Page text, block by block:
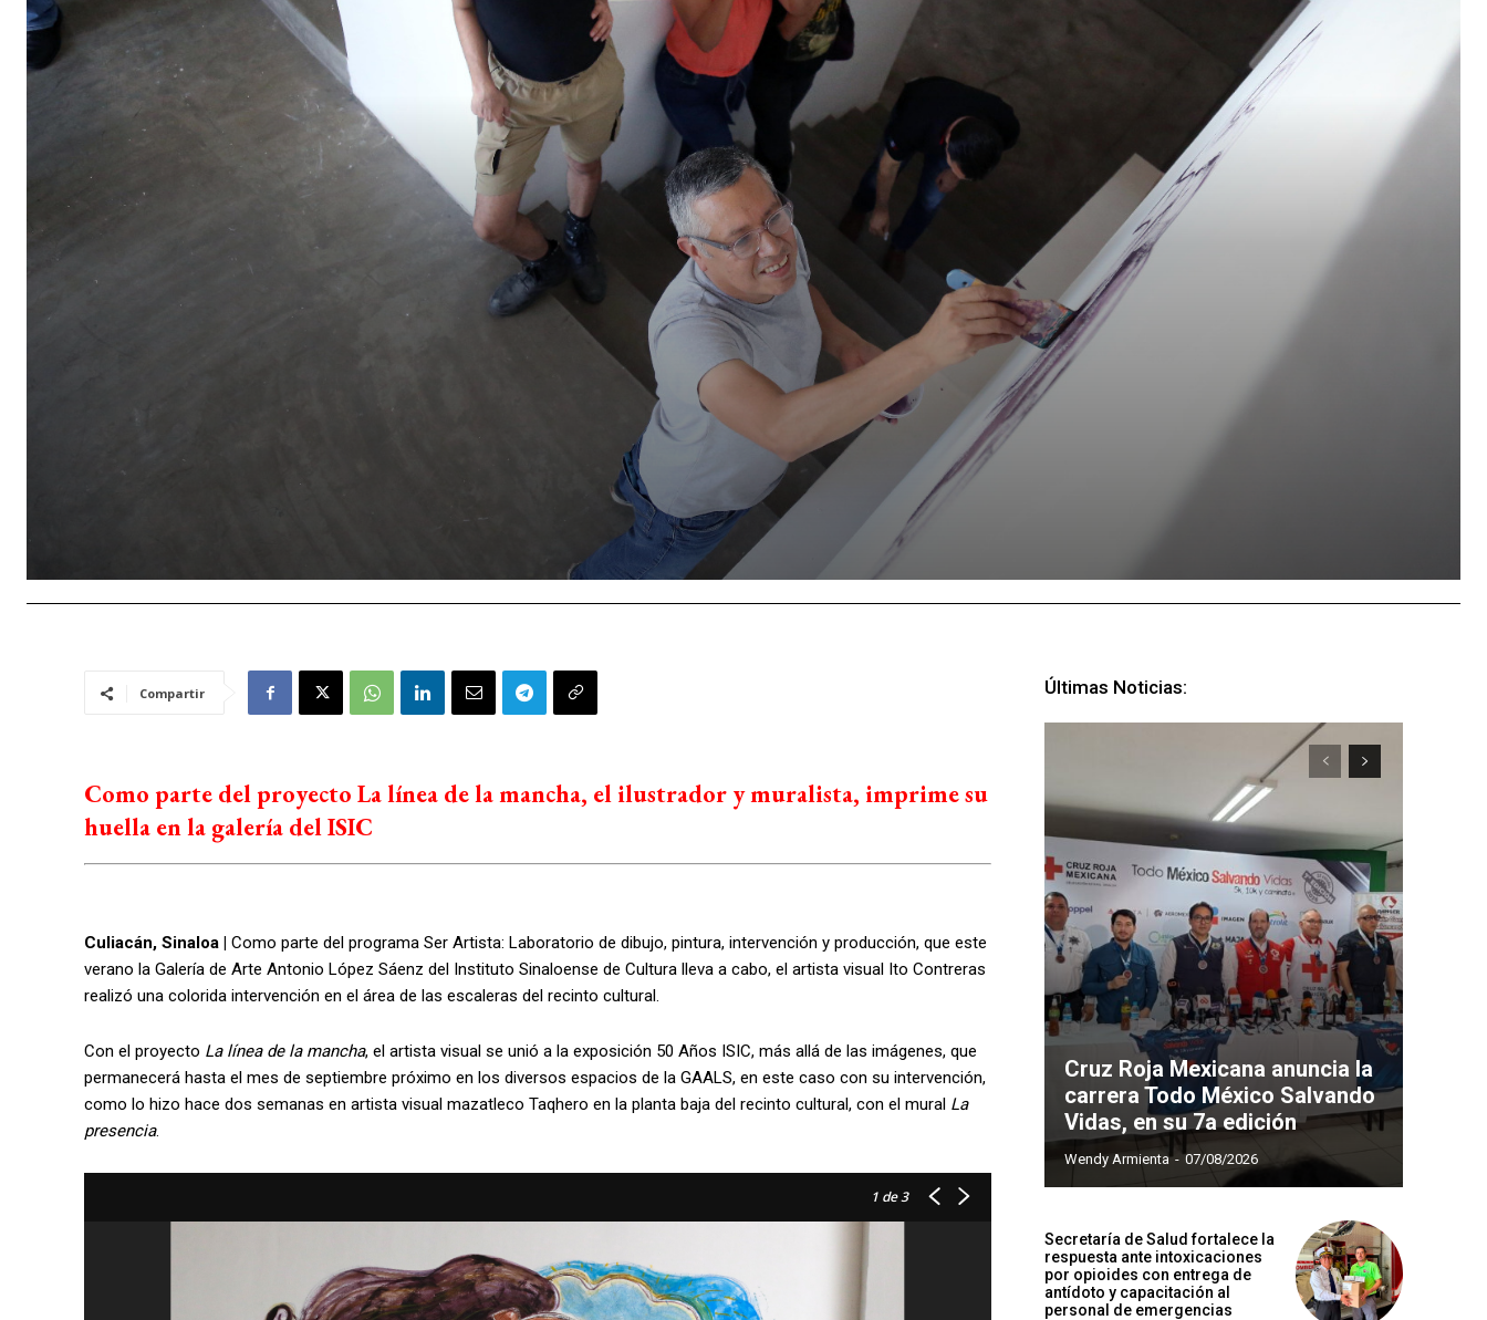
Compartir
Como parte del proyecto La línea de la mancha, el ilustrador y muralista, imprime su
huella en la galería del ISIC
Culiacán, Sinaloa | Como parte del programa Ser Artista: Laboratorio de dibujo, pintura, intervención y producción, que este
verano la Galería de Arte Antonio López Sáenz del Instituto Sinaloense de Cultura lleva a cabo, el artista visual Ito Contreras
realizó una colorida intervención en el área de las escaleras del recinto cultural.
Con el proyecto La línea de la mancha, el artista visual se unió a la exposición 50 Años ISIC, más allá de las imágenes, que
permanecerá hasta el mes de septiembre próximo en los diversos espacios de la GAALS, en este caso con su intervención,
como lo hizo hace dos semanas en artista visual mazatleco Taqhero en la planta baja del recinto cultural, con el mural La
presencia.
1 de 3
Últimas Noticias:
Cruz Roja Mexicana anuncia la
carrera Todo México Salvando
Vidas, en su 7a edición
Wendy Armienta - 07/08/2026
Secretaría de Salud fortalece la
respuesta ante intoxicaciones
por opioides con entrega de
antídoto y capacitación al
personal de emergencias